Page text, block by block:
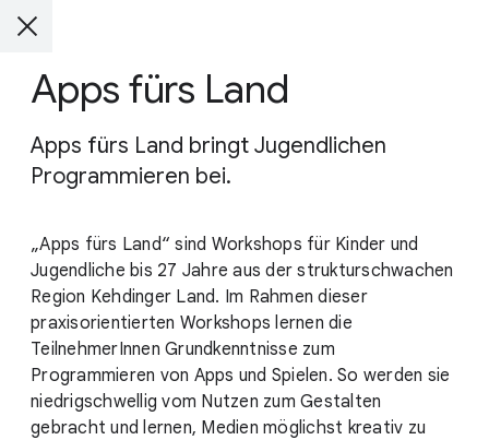
Apps fürs Land
Apps fürs Land bringt Jugendlichen
Programmieren bei.
„Apps fürs Land“ sind Workshops für Kinder und
Jugendliche bis 27 Jahre aus der strukturschwachen
Region Kehdinger Land. Im Rahmen dieser
praxisorientierten Workshops lernen die
TeilnehmerInnen Grundkenntnisse zum
Programmieren von Apps und Spielen. So werden sie
niedrigschwellig vom Nutzen zum Gestalten
gebracht und lernen, Medien möglichst kreativ zu